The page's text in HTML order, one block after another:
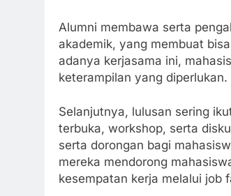
Alumni membawa serta
akademik, yang membuat
adanya kerjasama ini,
keterampilan yang diperlukan.
Selanjutnya, lulusan sering
terbuka, workshop, serta
serta dorongan bagi
mereka mendorong
kesempatan kerja melalui job